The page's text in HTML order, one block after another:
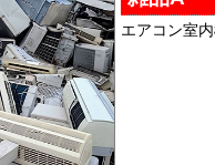
エアコン室